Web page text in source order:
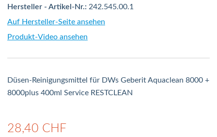
Hersteller - Artikel-Nr.: 242.545.00.1
Auf Hersteller-Seite ansehen
Produkt-Video ansehen
Düsen-Reinigungsmittel für DWs Geberit Aquaclean 8000 +
8000plus 400ml Service RESTCLEAN
28,40 CHF